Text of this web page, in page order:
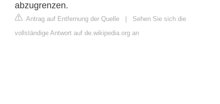
abzugrenzen.
Antrag auf Entfernung der Quelle
Sehen Sie sich die
vollständige Antwort auf de.wikipedia.org an